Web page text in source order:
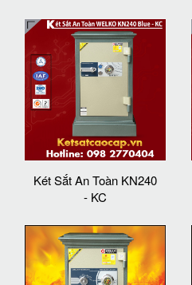
Két Sắt An Toàn KN240
- KC